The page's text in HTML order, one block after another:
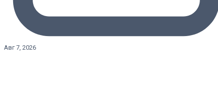
Авг 7, 2026